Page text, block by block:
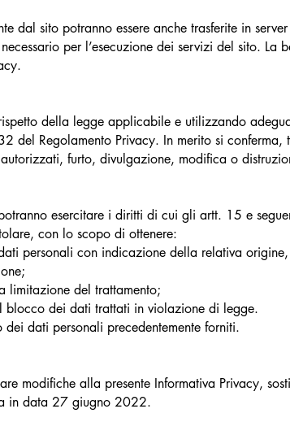
dal sito potranno essere anche trasferite in
per l’esecuzione dei servizi del sito. La
della legge applicabile e utilizzando
del Regolamento Privacy. In merito si conferma,
furto, divulgazione, modifica o
esercitare i diritti di cui gli artt. 15 e
con lo scopo di ottenere:
personali con indicazione della relativa
limitazione del trattamento;
blocco dei dati trattati in violazione di legge.
dati personali precedentemente forniti.
modifiche alla presente Informativa Privacy,
in data 27 giugno 2022.